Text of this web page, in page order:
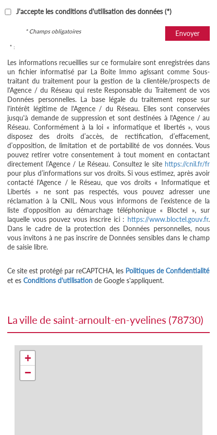
J'accepte les conditions d'utilisation des données (*)
Envoyer
* Champs obligatoires
* :
Les informations recueillies sur ce formulaire sont enregistrées dans
un fichier informatisé par La Boite Immo agissant comme Sous-
traitant du traitement pour la gestion de la clientèle/prospects de
l'Agence / du Réseau qui reste Responsable du Traitement de vos
Données personnelles. La base légale du traitement repose sur
l'intérêt légitime de l'Agence / du Réseau. Elles sont conservées
jusqu'à demande de suppression et sont destinées à l'Agence / au
Réseau. Conformément à la loi « informatique et libertés », vous
disposez des droits d’accès, de rectification, d’effacement,
d’opposition, de limitation et de portabilité de vos données. Vous
pouvez retirer votre consentement à tout moment en contactant
directement l’Agence / Le Réseau. Consultez le site https://cnil.fr/fr
pour plus d’informations sur vos droits. Si vous estimez, après avoir
contacté l'Agence / le Réseau, que vos droits « Informatique et
Libertés » ne sont pas respectés, vous pouvez adresser une
réclamation à la CNIL. Nous vous informons de l’existence de la
liste d'opposition au démarchage téléphonique « Bloctel », sur
laquelle vous pouvez vous inscrire ici : https://www.bloctel.gouv.fr.
Dans le cadre de la protection des Données personnelles, nous
vous invitons à ne pas inscrire de Données sensibles dans le champ
de saisie libre.
Ce site est protégé par reCAPTCHA, les Politiques de Confidentialité
et es Conditions d'utilisation de Google s'appliquent.
la ville de saint-arnoult-en-yvelines (78730)
+
−